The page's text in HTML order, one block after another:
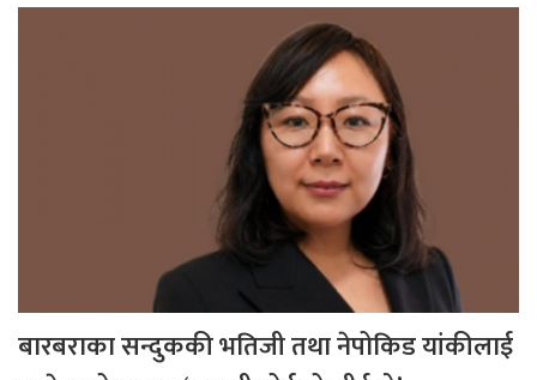
बारबराका सन्दुककी भतिजी तथा नेपोकिड यांकीलाई